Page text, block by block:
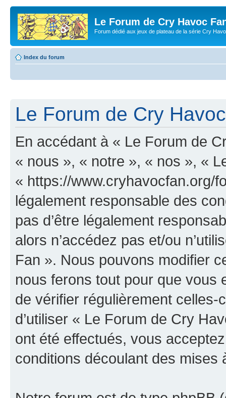
Le Forum de Cry Havoc
Forum dédié aux jeux de plateau de la série Cry
Index du forum
Le Forum de Cry
En accédant à « Le Forum de
« nous », « notre », « nos », «
« https://www.cryhavocfan.org/
légalement responsable des
pas d’être légalement
alors n’accédez pas et/ou
Fan ». Nous pouvons modifier
nous ferons tout pour que vous
de vérifier régulièrement
d’utiliser « Le Forum de Cry
ont été effectués, vous
conditions découlant des mises